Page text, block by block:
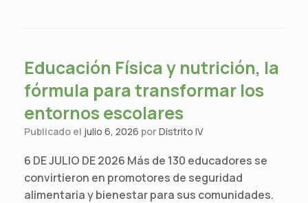
Educación Física y nutrición, la
fórmula para transformar los
entornos escolares
Publicado el julio 6, 2026 porDistrito IV
6 DE JULIO DE 2026 Más de 130 educadores se
convirtieron en promotores de seguridad
alimentaria y bienestar para sus comunidades.